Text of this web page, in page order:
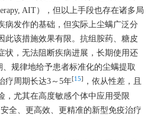
AIT），但以上手段也存在诸多局
病发作的基础，但实际上尘螨广泛分
此该措施效果有限。抗组胺药、糖皮
状，无法阻断疾病进展，长期使用还
规律地给予患者标准化的尘螨提取
疗周期长达3～5年[15]
，依从性差，且
，尤其在高度敏感个体中应用受限
全、更高效、更精准的新型免疫治疗